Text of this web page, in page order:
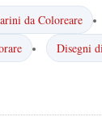
da Coloreare
Disegni